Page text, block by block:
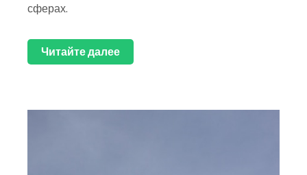
сферах.
Читайте далее